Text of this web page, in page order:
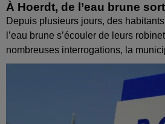
À Hoerdt, de l’eau brune
Depuis plusieurs jours, des
l’eau brune s’écouler de leurs
nombreuses interrogations, la